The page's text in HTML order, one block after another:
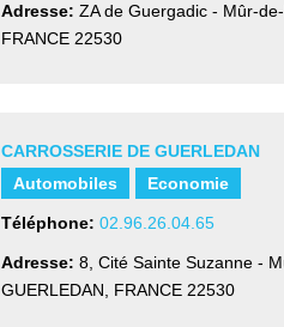
Adresse: ZA de Guergadic - Mûr-
FRANCE 22530
CARROSSERIE DE GUERLEDAN
Automobiles
Economie
Téléphone: 02.96.26.04.65
Adresse: 8, Cité Sainte Suzanne -
GUERLEDAN, FRANCE 22530